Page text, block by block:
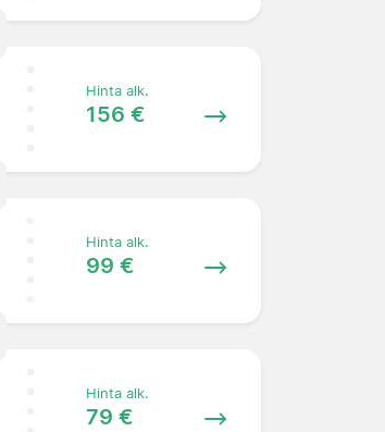
Hinta alk.
156 €
Hinta alk.
99 €
Hinta alk.
79 €